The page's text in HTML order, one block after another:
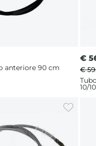
anteriore 90 cm
€
€
10/10